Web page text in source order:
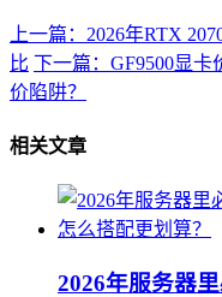
上一篇：2026年RTX
比 下一篇：GF9500显
价陷阱？
相关文章
2026年服务器